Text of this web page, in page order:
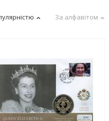
За алфавітом